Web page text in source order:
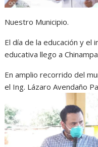
Nuestro Municipio.
El día de la educación y el
educativa llego a
En amplio recorrido del
el Ing. Lázaro Avendaño